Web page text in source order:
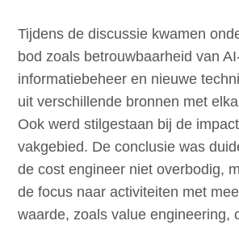
Tijdens de discussie kwamen
bod zoals betrouwbaarheid van
informatiebeheer en nieuwe
uit verschillende bronnen met
Ook werd stilgestaan bij de
vakgebied. De conclusie was
de cost engineer niet overbodig,
de focus naar activiteiten met
waarde, zoals value engineering,